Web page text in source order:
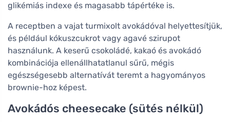
glikémiás indexe és magasabb tápértéke is.
A receptben a vajat turmixolt avokádóval helyettesítjük,
és például kókuszcukrot vagy agavé szirupot
használunk. A keserű csokoládé, kakaó és avokádó
kombinációja ellenállhatatlanul sűrű, mégis
egészségesebb alternatívát teremt a hagyományos
brownie-hoz képest.
Avokádós cheesecake (sütés nélkül)